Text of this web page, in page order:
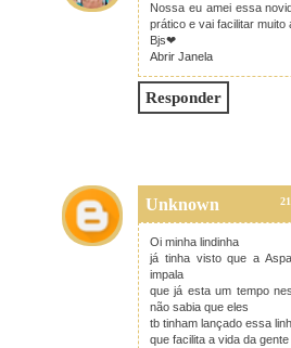
Nossa eu amei essa
prático e vai facilitar muito
Bjs❤
Abrir Janela
Responder
Unknown
Oi minha lindinha
já tinha visto que a
impala
que já esta um tempo
não sabia que eles
tb tinham lançado essa
que facilita a vida da gente